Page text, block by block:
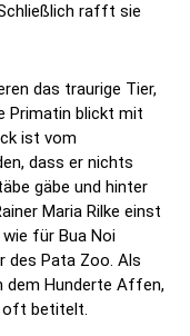
rafft sie
das traurige Tier,
Primatin blickt mit
ist vom
dass er nichts
gäbe und hinter
Maria Rilke einst
wie für Bua Noi
des Pata Zoo. Als
dem Hunderte Affen,
oft betitelt.